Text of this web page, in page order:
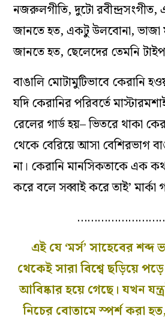
নজরুলগীতি, দুটো রবীন্দ্রসংগীত,
জানতে হত, একটু উলবোনা, ভাজা
জানতে হত, ছেলেদের তেমনি
বাঙালি মোটামুটিভাবে কেরানি
যদি কেরানির পরিবর্তে
রেলের গার্ড হয়– ভিতরে থাকা
থেকে বেরিয়ে আসা বেশিরভাগ
না। কেরানি মানসিকতাকে এক
করে বলে সব্বাই করে তাই’ মার্কা
এই যে ‘মর্স’ সাহেবের শব্দ
থেকেই সারা বিশ্বে ছড়িয়ে
আবিষ্কার হয়ে গেছে। যখন
নিচের বোতামে স্পর্শ করা